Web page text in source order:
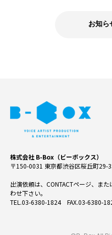
お知ら
株式会社 B-Box（ビーボックス）
〒150-0031 東京都渋谷区桜丘町29-
出演依頼は、CONTACTページ、ま
わせ下さい。
TEL.03-6380-1824 FAX.03-6380-